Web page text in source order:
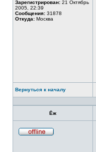
Зарегистрирован: 21 Октябрь
2005, 22:39
Сообщения: 31878
Откуда: Москва
Вернуться к началу
Ёж